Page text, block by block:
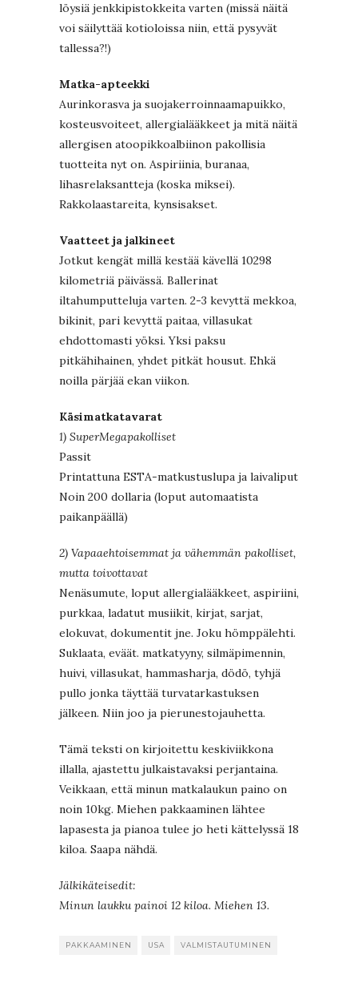
löysiä jenkkipistokkeita varten (missä näitä
voi säilyttää kotioloissa niin, että pysyvät
tallessa?!)
Matka-apteekki
Aurinkorasva ja suojakerroinnaamapuikko,
kosteusvoiteet, allergialääkkeet ja mitä näitä
allergisen atoopikkoalbiinon pakollisia
tuotteita nyt on. Aspiriinia, buranaa,
lihasrelaksantteja (koska miksei).
Rakkolaastareita, kynsisakset.
Vaatteet ja jalkineet
Jotkut kengät millä kestää kävellä 10298
kilometriä päivässä. Ballerinat
iltahumputteluja varten. 2-3 kevyttä mekkoa,
bikinit, pari kevyttä paitaa, villasukat
ehdottomasti yöksi. Yksi paksu
pitkähihainen, yhdet pitkät housut. Ehkä
noilla pärjää ekan viikon.
Käsimatkatavarat
1) SuperMegapakolliset
Passit
Printattuna ESTA-matkustuslupa ja laivaliput
Noin 200 dollaria (loput automaatista
paikanpäällä)
2) Vapaaehtoisemmat ja vähemmän pakolliset,
mutta toivottavat
Nenäsumute, loput allergialääkkeet, aspiriini,
purkkaa, ladatut musiikit, kirjat, sarjat,
elokuvat, dokumentit jne. Joku hömppälehti.
Suklaata, eväät. matkatyyny, silmäpimennin,
huivi, villasukat, hammasharja, dödö, tyhjä
pullo jonka täyttää turvatarkastuksen
jälkeen. Niin joo ja pierunestojauhetta.
Tämä teksti on kirjoitettu keskiviikkona
illalla, ajastettu julkaistavaksi perjantaina.
Veikkaan, että minun matkalaukun paino on
noin 10kg. Miehen pakkaaminen lähtee
lapasesta ja pianoa tulee jo heti kättelyssä 18
kiloa. Saapa nähdä.
Jälkikäteisedit:
Minun laukku painoi 12 kiloa. Miehen 13.
PAKKAAMINEN USA VALMISTAUTUMINEN